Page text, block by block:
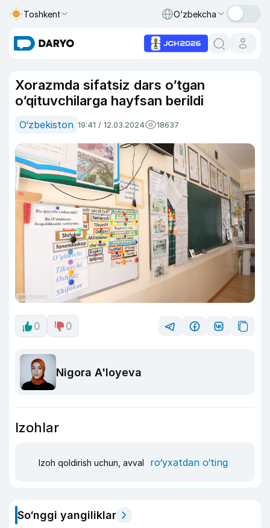
Toshkent O‘zbekcha
Xorazmda sifatsiz dars o‘tgan
o‘qituvchilarga hayfsan berildi
O‘zbekiston 19:41 / 12.03.2024 18637
0 0
Nigora A'loyeva
Izohlar
Izoh qoldirish uchun, avval ro‘yxatdan o‘ting
So‘nggi yangiliklar